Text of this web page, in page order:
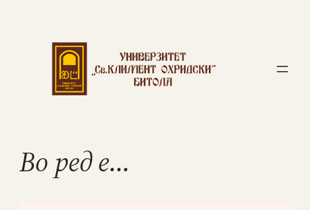
️Во ред е…